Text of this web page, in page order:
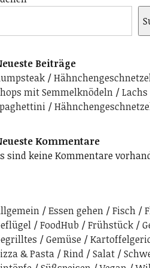
Beiträge
mit Semmelknödeln
Kommentare
sind keine Kommentare
Essen gehen Fisch
FoodHub Frühstück
Gemüse
& Pasta
Rind Salat